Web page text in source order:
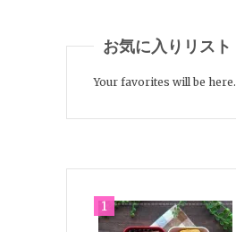
お気に入りリスト
Your favorites will be here.